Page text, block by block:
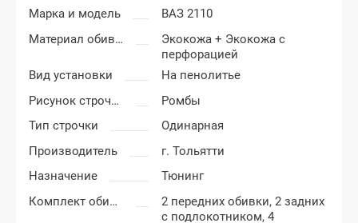
Марка и модель
ВАЗ 2110
Материал обивки
Экокожа + Экокожа с
перфорацией
Вид установки
На пенолитье
Рисунок строчки
Ромбы
Тип строчки
Одинарная
Производитель
г. Тольятти
Назначение
Тюнинг
Комплект обивки
2 передних обивки, 2 задних
с подлокотником, 4